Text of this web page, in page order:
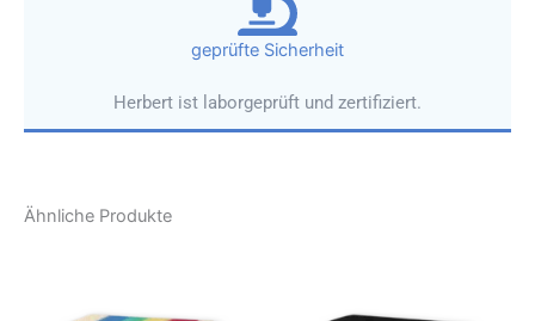
geprüfte Sicherheit
Herbert ist laborgeprüft und zertifiziert.
Ähnliche Produkte